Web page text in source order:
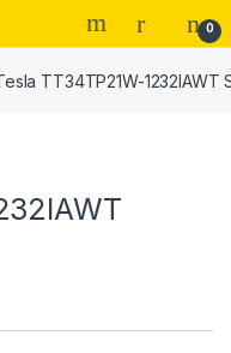
0
TT34TP21W-1232IAWT